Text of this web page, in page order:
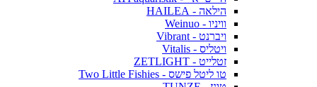
הילאה - HAILEA
וויניו - Weinuo
ויברנט - Vibrant
ויטליס - Vitalis
זטלייט - ZETLIGHT
טו ליטל פישס - Two Little Fishies